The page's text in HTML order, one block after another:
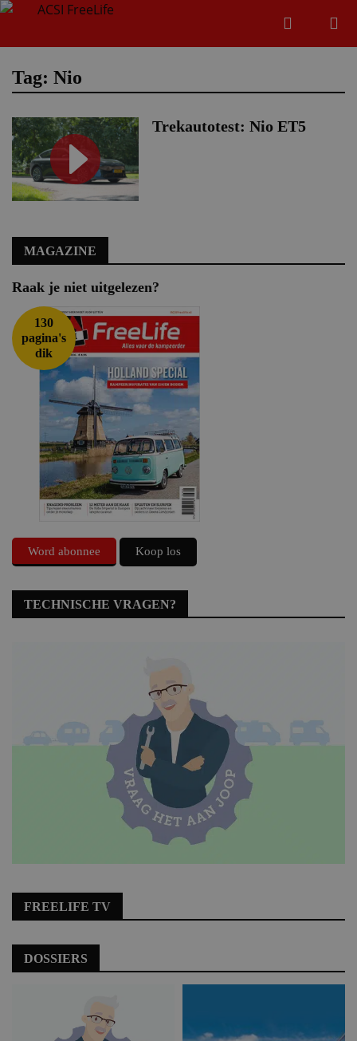
Zoeken
Tag: Nio
Trekautotest: Nio ET5
MAGAZINE
Raak je niet uitgelezen?
130
pagina's
dik
Word abonnee Koop los
TECHNISCHE VRAGEN?
FREELIFE TV
DOSSIERS